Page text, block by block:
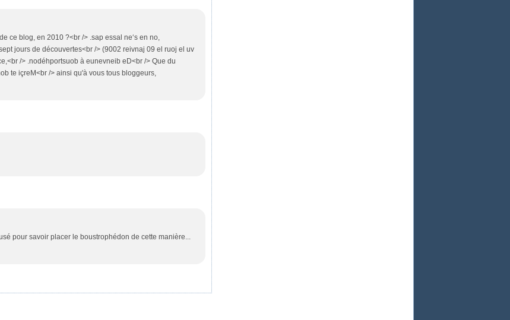
ce blog, en 2010 ?<br /> .sap essal ne‘s en no,
jours de découvertes<br /> (9002 reivnaj 09 el ruoj el uv
/> .nodéhportsuob à eunevneib eD<br /> Que du
te içreM<br /> ainsi qu'à vous tous bloggeurs,
pour savoir placer le boustrophédon de cette manière...